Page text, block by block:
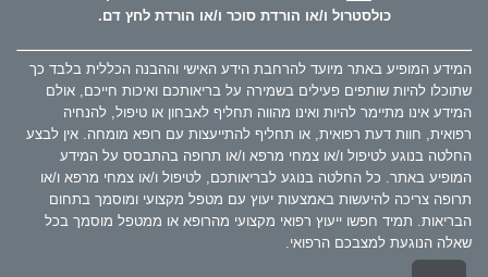
כולסטרול ו/או הורדת סוכר ו/או הורדת לחץ דם.
המידע המופיע באתר מיועד להרחבת הידע האישי וההבנה הכללית בלבד כך
שתוכלו להיות שותפים פעילים בשמירה על בריאותכם ואיכות חייכם, אולם
המידע אינו מתיימר להיות ואינו מהווה תחליף לאבחון או טיפול, להנחיה
רפואית, חוות דעת רפואית, או תחליף להתייעצות עם רופא מומחה. אין לבצע
החלטה בנוגע לטיפול ו/או צמחי מרפא ו/או תרופה בהתבסס על המידע
המופיע באתר. כל החלטה בנוגע לבריאותכם, לטיפול ו/או צמחי מרפא ו/או
תרופה צריכה להיעשות באמצעות יעוץ עם מטפל מקצועי ומוסמך בתחום
הבריאות. תמיד חפשו ייעוץ רפואי מקצועי מהרופא או ממטפל מוסמך בכל
שאלה הנוגעת למצבכם הרפואי.